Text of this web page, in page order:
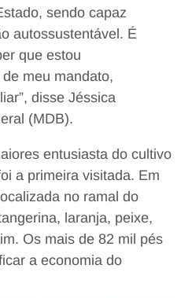
sendo capaz
autossustentável. É
que estou
meu mandato,
disse Jéssica
(MDB).
entusiasta do cultivo
a primeira visitada. Em
no ramal do
laranja, peixe,
Os mais de 82 mil pés
a economia do